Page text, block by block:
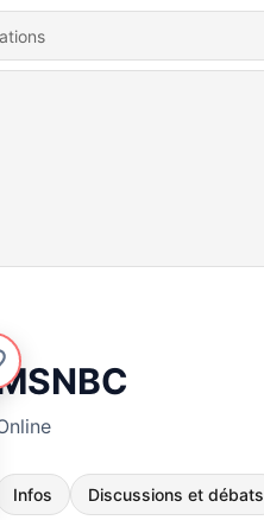
Infos Discussions et débats